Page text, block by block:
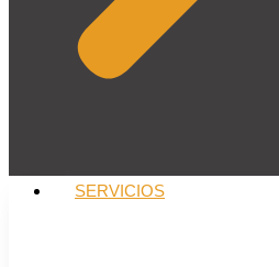
SERVICIOS